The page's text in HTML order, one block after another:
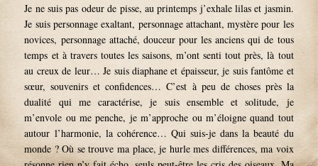
Je ne suis pas odeur de pisse, au printemps j’exhale lilas et jasmin.
Je suis personnage exaltant, personnage attachant, mystère pour les
novices, personnage attaché, douceur pour les anciens qui de tous
temps et à travers toutes les saisons, m’ont senti tout près, là tout
au creux de leur… Je suis diaphane et épaisseur, je suis fantôme et
sœur, souvenirs et confidences… C’est à peu de choses près la
dualité qui me caractérise, je suis ensemble et solitude, je
m’envole ou me penche, je m’approche ou m’éloigne quand tout
autour l’harmonie, la cohérence… Qui suis-je dans la beauté du
monde ? Où se trouve ma place, je hurle mes différences, ma voix